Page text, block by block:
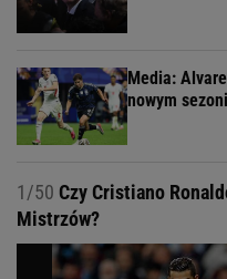
Media:
nowym
1/50 Czy Cristiano
Mistrzów?